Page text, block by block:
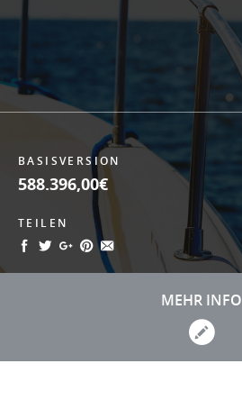
BASISVERSION
588.396,00€
TEILEN
MEHR INFO